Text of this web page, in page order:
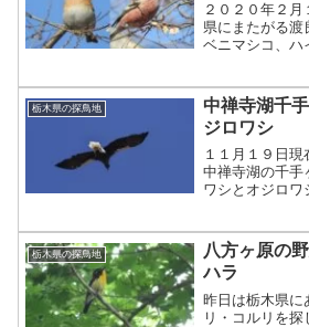
２０２０年２月
県にまたがる渡
ベニマシコ、ハ
栃木県の探鳥地
中禅寺湖千
ジロワシ
１１月１９日
中禅寺湖の千手
ワシとオジロワ
栃木県の探鳥地
八方ヶ原の
ハラ
昨日は栃木県に
リ・コルリを探